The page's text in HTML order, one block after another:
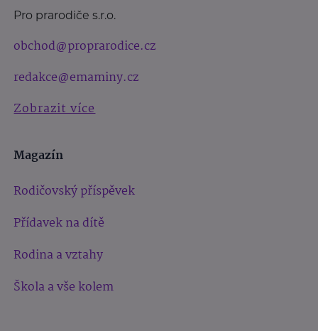
Pro prarodiče s.r.o.
obchod@proprarodice.cz
redakce@emaminy.cz
Zobrazit více
Magazín
Rodičovský příspěvek
Přídavek na dítě
Rodina a vztahy
Škola a vše kolem